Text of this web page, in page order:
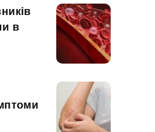
в